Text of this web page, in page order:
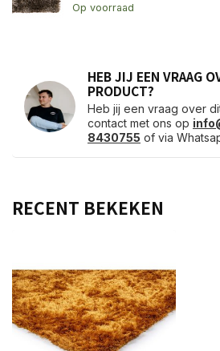
Op voorraad
HEB JIJ EEN VRAAG
PRODUCT?
Heb jij een vraag over
contact met ons op
8430755 of via
RECENT BEKEKEN